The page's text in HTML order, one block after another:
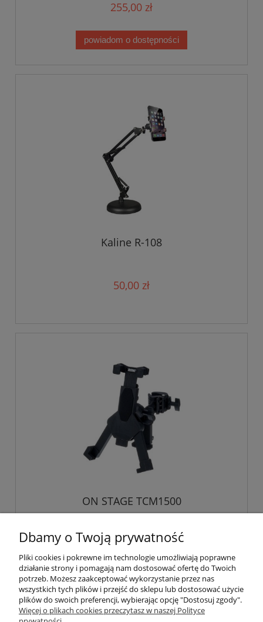
255,00 zł
powiadom o dostępności
Kaline R-108
50,00 zł
ON STAGE TCM1500
135,00 zł
Pomoc
Dbamy o Twoją prywatność
Pliki cookies i pokrewne im technologie umożliwiają poprawne
działanie strony i pomagają nam dostosować ofertę do Twoich
potrzeb. Możesz zaakceptować wykorzystanie przez nas
wszystkich tych plików i przejść do sklepu lub dostosować użycie
plików do swoich preferencji, wybierając opcję "Dostosuj zgody".
Więcej o plikach cookies przeczytasz w naszej Polityce